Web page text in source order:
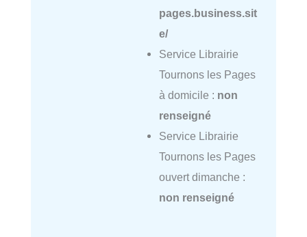
pages.business.sit
e/
Service Librairie
Tournons les Pages
à domicile : non
renseigné
Service Librairie
Tournons les Pages
ouvert dimanche :
non renseigné